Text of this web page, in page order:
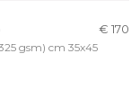
€ 170
gsm) cm 35x45